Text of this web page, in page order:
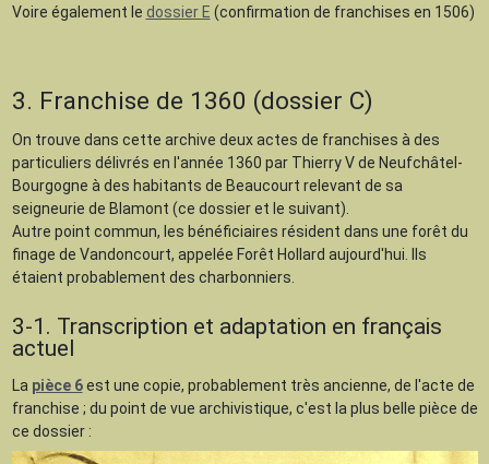
Voire également le dossier E (confirmation de franchises en 1506)
3. Franchise de 1360 (dossier C)
On trouve dans cette archive deux actes de franchises à des
particuliers délivrés en l'année 1360 par Thierry V de Neufchâtel-
Bourgogne à des habitants de Beaucourt relevant de sa
seigneurie de Blamont (ce dossier et le suivant).
Autre point commun, les bénéficiaires résident dans une forêt du
finage de Vandoncourt, appelée Forêt Hollard aujourd'hui. Ils
étaient probablement des charbonniers.
3-1. Transcription et adaptation en français
actuel
La pièce 6est une copie, probablement très ancienne, de l'acte de
franchise ; du point de vue archivistique, c'est la plus belle pièce de
ce dossier :